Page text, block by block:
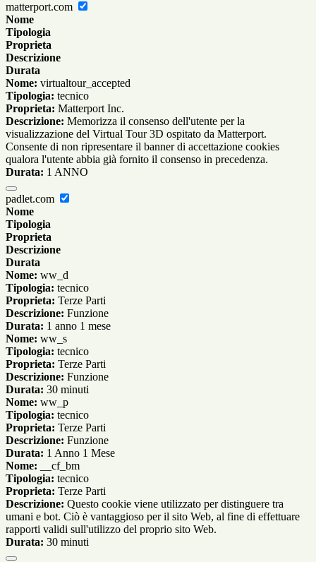
matterport.com
Nome
Tipologia
Proprieta
Descrizione
Durata
Nome: virtualtour_accepted
Tipologia: tecnico
Proprieta: Matterport Inc.
Descrizione: Memorizza il consenso dell'utente per la
visualizzazione del Virtual Tour 3D ospitato da Matterport.
Consente di non ripresentare il banner di accettazione cookies
qualora l'utente abbia già fornito il consenso in precedenza.
Durata: 1 ANNO
padlet.com
Nome
Tipologia
Proprieta
Descrizione
Durata
Nome: ww_d
Tipologia: tecnico
Proprieta: Terze Parti
Descrizione: Funzione
Durata: 1 anno 1 mese
Nome: ww_s
Tipologia: tecnico
Proprieta: Terze Parti
Descrizione: Funzione
Durata: 30 minuti
Nome: ww_p
Tipologia: tecnico
Proprieta: Terze Parti
Descrizione: Funzione
Durata: 1 Anno 1 Mese
Nome: __cf_bm
Tipologia: tecnico
Proprieta: Terze Parti
Descrizione: Questo cookie viene utilizzato per distinguere tra
umani e bot. Ciò è vantaggioso per il sito Web, al fine di effettuare
rapporti validi sull'utilizzo del proprio sito Web.
Durata: 30 minuti